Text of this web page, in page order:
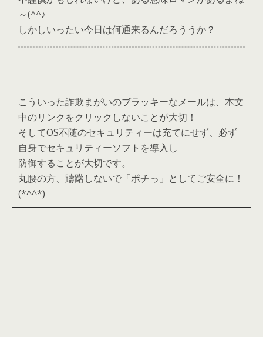
～(^^♪
しかしいったい今日は何通来るんだろううか？
こういった詐欺まがいのブラッキーなメールは、本文
中のリンクをクリックしないことが大切！
そしてOS不随のセキュリティーは充てにせず、必ず
自身でセキュリティーソフトを導入し
防御することが大切です。
丸腰の方、躊躇しないで「ポチっ」としてご安全に！
(*^^*)